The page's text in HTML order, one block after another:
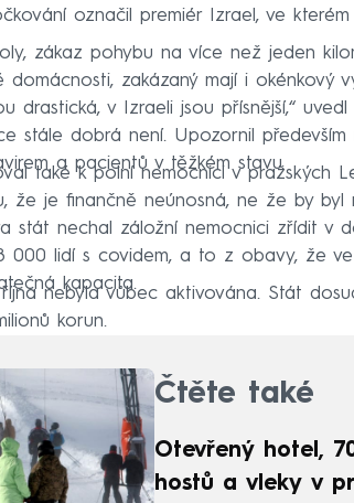
označil premiér Izrael, ve
zákaz pohybu na více než jeden
domácnosti, zakázaný mají i okénkový
drastická, v Izraeli jsou přísnější,“ uvedl
stále dobrá není. Upozornil
a pacientů v těžkém stavu.
také k polní nemocnici v pražských
že je finančně neúnosná, ne že by byl
stát nechal záložní nemocnici zřídit v
000 lidí s covidem, a to z obavy, že ve
kapacita.
nebyla vůbec aktivována. Stát
korun.
Čtěte také
Otevřený hotel,
hostů a vleky v